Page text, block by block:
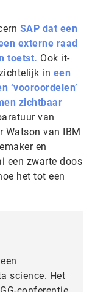
SAP dat een
externe raad
toetst. Ook it-
in een
‘vooroordelen’
zichtbaar
van
Watson van IBM
en
een zwarte doos
het tot een
science. Het